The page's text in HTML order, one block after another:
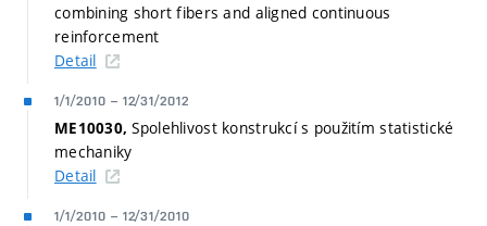
combining short fibers and aligned continuous
reinforcement
Detail
1/1/2010 – 12/31/2012
ME10030, Spolehlivost konstrukcí s použitím statistické
mechaniky
Detail
1/1/2010 – 12/31/2010